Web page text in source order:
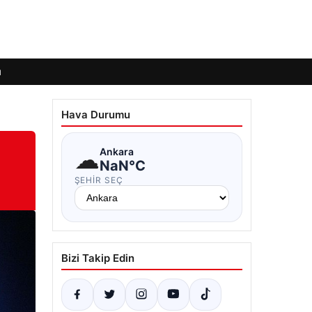
Hava Durumu
☁Ankara
NaN°C
ŞEHIR SEÇ
Bizi Takip Edin